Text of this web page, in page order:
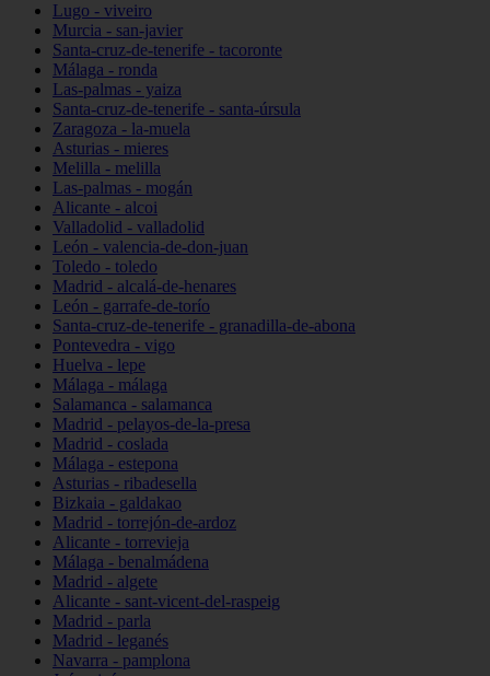
Lugo - viveiro
Murcia - san-javier
Santa-cruz-de-tenerife - tacoronte
Málaga - ronda
Las-palmas - yaiza
Santa-cruz-de-tenerife - santa-úrsula
Zaragoza - la-muela
Asturias - mieres
Melilla - melilla
Las-palmas - mogán
Alicante - alcoi
Valladolid - valladolid
León - valencia-de-don-juan
Toledo - toledo
Madrid - alcalá-de-henares
León - garrafe-de-torío
Santa-cruz-de-tenerife - granadilla-de-abona
Pontevedra - vigo
Huelva - lepe
Málaga - málaga
Salamanca - salamanca
Madrid - pelayos-de-la-presa
Madrid - coslada
Málaga - estepona
Asturias - ribadesella
Bizkaia - galdakao
Madrid - torrejón-de-ardoz
Alicante - torrevieja
Málaga - benalmádena
Madrid - algete
Alicante - sant-vicent-del-raspeig
Madrid - parla
Madrid - leganés
Navarra - pamplona